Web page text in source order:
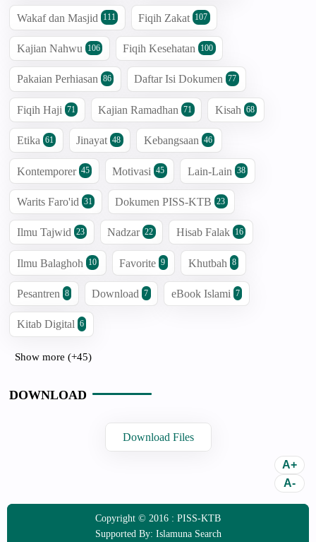
Wakaf dan Masjid 111 Fiqih Zakat 107
Kajian Nahwu 106 Fiqih Kesehatan 100
Pakaian Perhiasan 86 Daftar Isi Dokumen 77
Fiqih Haji 71 Kajian Ramadhan 71 Kisah 68
Etika 61 Jinayat 48 Kebangsaan 46
Kontemporer 45 Motivasi 45 Lain-Lain 38
Warits Faro'id 31 Dokumen PISS-KTB 23
Ilmu Tajwid 23 Nadzar 22 Hisab Falak 16
Ilmu Balaghoh 10 Favorite 9 Khutbah 8
Pesantren 8 Download 7 eBook Islami 7
Kitab Digital 6
Show more (+45)
DOWNLOAD
Download Files
Copyright © 2016 : PISS-KTB
Supported By: Islamuna Search